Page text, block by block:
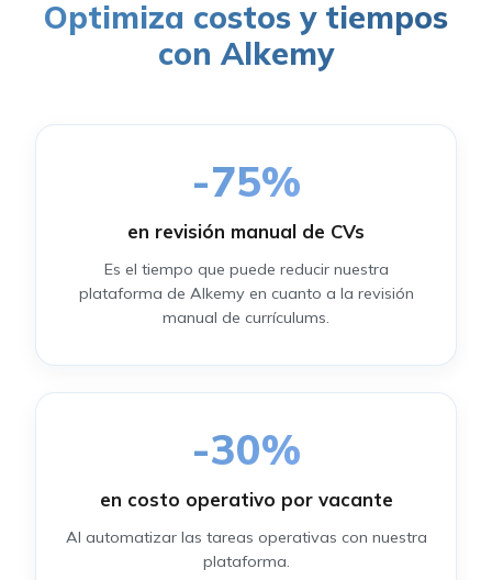
Optimiza costos y tiempos
con Alkemy
-75%
en revisión manual de CVs
Es el tiempo que puede reducir nuestra
plataforma de Alkemy en cuanto a la revisión
manual de currículums.
-30%
en costo operativo por vacante
Al automatizar las tareas operativas con nuestra
plataforma.